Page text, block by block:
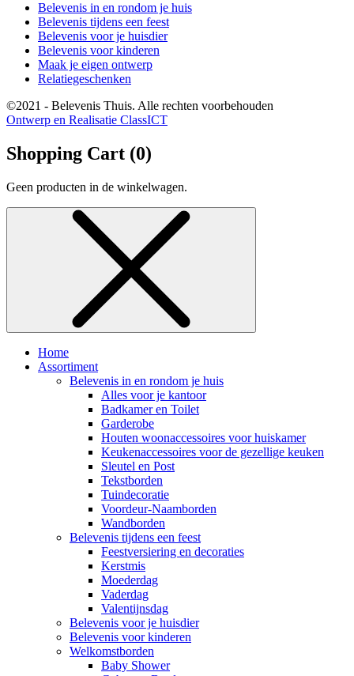
Belevenis in en rondom je huis
Belevenis tijdens een feest
Belevenis voor je huisdier
Belevenis voor kinderen
Maak je eigen ontwerp
Relatiegeschenken
©2021 - Belevenis Thuis. Alle rechten voorbehouden
Ontwerp en Realisatie ClassICT
Shopping Cart (0)
Geen producten in de winkelwagen.
Home
Assortiment
Belevenis in en rondom je huis
Alles voor je kantoor
Badkamer en Toilet
Garderobe
Houten woonaccessoires voor huiskamer
Keukenaccessoires voor de gezellige keuken
Sleutel en Post
Tekstborden
Tuindecoratie
Voordeur-Naamborden
Wandborden
Belevenis tijdens een feest
Feestversiering en decoraties
Kerstmis
Moederdag
Vaderdag
Valentijnsdag
Belevenis voor je huisdier
Belevenis voor kinderen
Welkomstborden
Baby Shower